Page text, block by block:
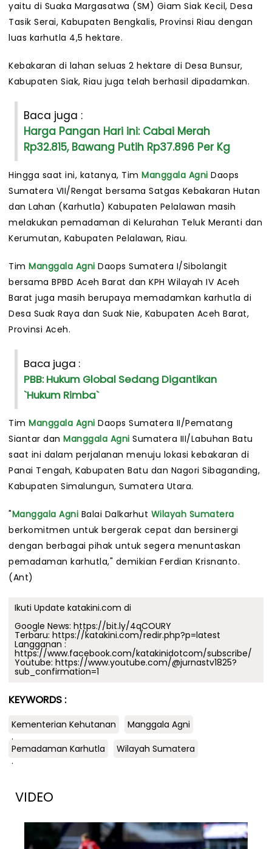
yaitu di Suaka Margasatwa (SM) Giam Siak Kecil, Desa
Tasik Serai, Kabupaten Bengkalis, Provinsi Riau dengan
luas karhutla 4,5 hektare.
Kebakaran di lahan seluas 2 hektare di Desa Bunsur,
Kabupaten Siak, Riau juga telah berhasil dipadamkan.
Baca juga :
Harga Pangan Hari ini: Cabai Merah
Rp32.815, Bawang Putih Rp37.896 Per Kg
Hingga saat ini, katanya, Tim Manggala Agni Daops
Sumatera VII/Rengat bersama Satgas Kebakaran Hutan
dan Lahan (Karhutla) Kabupaten Pelalawan masih
melakukan pemadaman di Kelurahan Teluk Meranti dan
Kerumutan, Kabupaten Pelalawan, Riau.
Tim Manggala Agni Daops Sumatera I/Sibolangit
bersama BPBD Aceh Barat dan KPH Wilayah IV Aceh
Barat juga masih berupaya memadamkan karhutla di
Desa Suak Raya dan Suak Nie, Kabupaten Aceh Barat,
Provinsi Aceh.
Baca juga :
PBB: Hukum Global Sedang Digantikan
`Hukum Rimba`
Tim Manggala Agni Daops Sumatera II/Pematang
Siantar dan Manggala Agni Sumatera III/Labuhan Batu
saat ini dalam perjalanan menuju lokasi kebakaran di
Panai Tengah, Kabupaten Batu dan Nagori Sibaganding,
Kabupaten Simalungun, Sumatera Utara.
"Manggala Agni Balai Dalkarhut Wilayah Sumatera
berkomitmen untuk bergerak cepat dan bersinergi
dengan berbagai pihak untuk segera menuntaskan
pemadaman karhutla," demikian Ferdian Krisnanto.
(Ant)
Ikuti Update katakini.com di
Google News: https://bit.ly/4qCOURY
Terbaru: https://katakini.com/redir.php?p=latest
Langganan :
https://www.facebook.com/katakinidotcom/subscribe/
Youtube: https://www.youtube.com/@jurnastv1825?
sub_confirmation=1
KEYWORDS :
Kementerian Kehutanan
Manggala Agni
.
Pemadaman Karhutla
Wilayah Sumatera
.
VIDEO